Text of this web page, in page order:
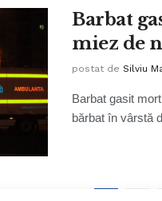
Barbat
miez de
postat de Silviu
Barbat gasit
bărbat în vârstă